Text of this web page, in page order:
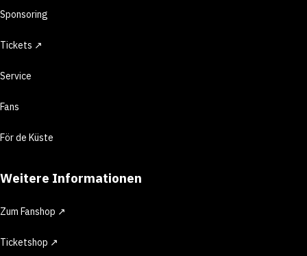
Sponsoring
Tickets ↗
Service
Fans
För de Küste
Weitere Informationen
Zum Fanshop ↗
Ticketshop ↗